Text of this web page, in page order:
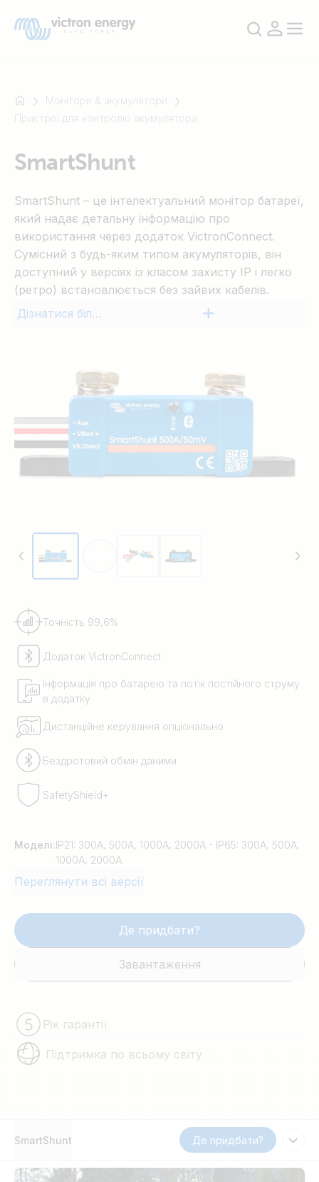
SmartSolar
Orion
SmartShunt
Монітори & акумулятори
Пристрої для контролю акумулятора
SmartShunt
SmartShunt – це інтелектуальний монітор батареї,
який надає детальну інформацію про
використання через додаток VictronConnect.
Сумісний з будь-яким типом акумуляторів, він
доступний у версіях із класом захисту IP і легко
(ретро) встановлюється без зайвих кабелів.
Дізнатися більше
Точність 99,6%
Додаток VictronConnect
Інформація про батарею та потік постійного струму
в додатку
Дистанційне керування опціонально
Бездротовий обмін даними
SafetyShield+
Моделі:IP21: 300A, 500A, 1000A, 2000A - IP65: 300A, 500A,
1000A, 2000A
Переглянути всі версії
Де придбати?
Завантаження
Рік гарантії
Підтримка по всьому світу
SmartShunt Де придбати?